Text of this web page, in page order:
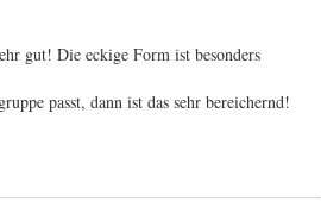
gut! Die eckige Form ist besonders
passt, dann ist das sehr bereichernd!